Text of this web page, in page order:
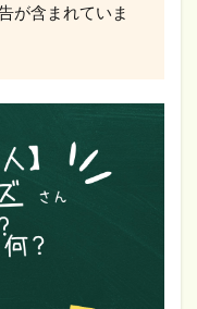
が含まれていま